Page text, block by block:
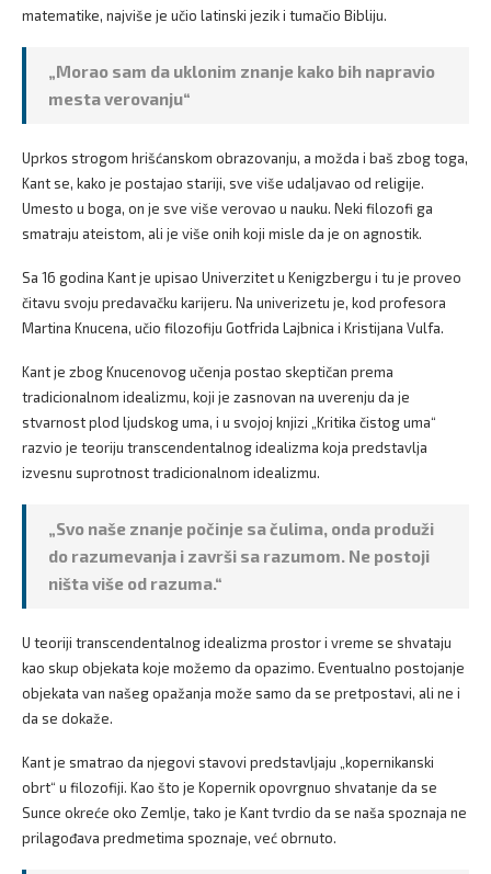
matematike, najviše je učio latinski jezik i tumačio Bibliju.
„Morao sam da uklonim znanje kako bih napravio
mesta verovanju“
Uprkos strogom hrišćanskom obrazovanju, a možda i baš zbog toga,
Kant se, kako je postajao stariji, sve više udaljavao od religije.
Umesto u boga, on je sve više verovao u nauku. Neki filozofi ga
smatraju ateistom, ali je više onih koji misle da je on agnostik.
Sa 16 godina Kant je upisao Univerzitet u Kenigzbergu i tu je proveo
čitavu svoju predavačku karijeru. Na univerizetu je, kod profesora
Martina Knucena, učio filozofiju Gotfrida Lajbnica i Kristijana Vulfa.
Kant je zbog Knucenovog učenja postao skeptičan prema
tradicionalnom idealizmu, koji je zasnovan na uverenju da je
stvarnost plod ljudskog uma, i u svojoj knjizi „Kritika čistog uma“
razvio je teoriju transcendentalnog idealizma koja predstavlja
izvesnu suprotnost tradicionalnom idealizmu.
„Svo naše znanje počinje sa čulima, onda produži
do razumevanja i završi sa razumom. Ne postoji
ništa više od razuma.“
U teoriji transcendentalnog idealizma prostor i vreme se shvataju
kao skup objekata koje možemo da opazimo. Eventualno postojanje
objekata van našeg opažanja može samo da se pretpostavi, ali ne i
da se dokaže.
Kant je smatrao da njegovi stavovi predstavljaju „kopernikanski
obrt“ u filozofiji. Kao što je Kopernik opovrgnuo shvatanje da se
Sunce okreće oko Zemlje, tako je Kant tvrdio da se naša spoznaja ne
prilagođava predmetima spoznaje, već obrnuto.